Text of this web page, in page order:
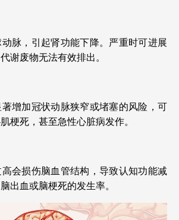
脉，引起肾功能下降。严重时可进展
谢废物无法有效排出。
增加冠状动脉狭窄或堵塞的风险，可
梗死，甚至急性心脏病发作。
会损伤脑血管结构，导致认知功能减
出血或脑梗死的发生率。